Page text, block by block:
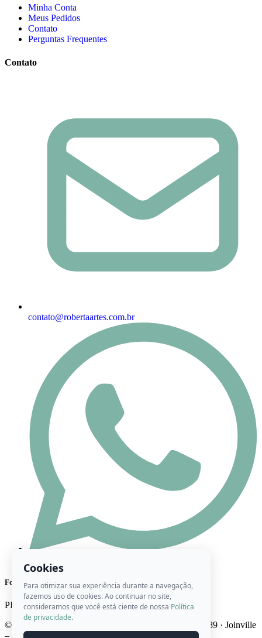
Minha Conta
Meus Pedidos
Contato
Perguntas Frequentes
Contato
contato@robertaartes.com.br
Formas de Pagamento
PIX Cartão Boleto
© 2026 Ateliê Roberta Artes · CNPJ 22.746.947/0001-89 · Joinville
– SC · Brasil
Cookies
Para otimizar sua experiência durante a navegação,
fazemos uso de cookies. Ao continuar no site,
consideramos que você está ciente de nossa Política
de privacidade.